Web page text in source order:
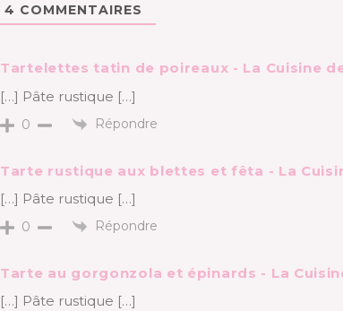
4 COMMENTAIRES
Tartelettes tatin de poireaux - La Cuisine
[…] Pâte rustique […]
0 Répondre
Tarte rustique aux blettes et fêta - La
[…] Pâte rustique […]
0 Répondre
Tarte au gorgonzola et épinards - La
[…] Pâte rustique […]